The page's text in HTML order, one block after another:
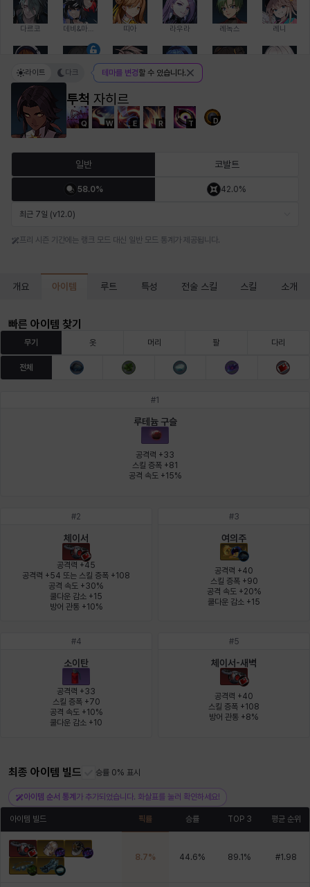
다르코 띠아 라우라 레녹스 레니
레온 루크 르노어
바바라 버니스 블레어
아야 아이솔 아이작 알렉스 알론소 얀
에키온 엘레나
이안 재키
카밀로 캐시
크레이버 타지아
펠릭스 피올로
헤이즈 헨리 현우
투척 자히르
Q W E R T D
라이트 다크 테마를 변경할 수 있습니다.
일반 코발트
58.0% 42.0%
최근 7일 (v12.0)
프리 시즌 기간에는 랭크 모드 대신 일반 모드 통계가 제공됩니다.
개요 아이템 루트 특성 전술 스킬 스킬 소개
빠른 아이템 찾기
무기 옷 머리 팔 다리
전체
#1
루테늄 구슬
공격력 +33
스킬 증폭 +81
공격 속도 +15%
#2
체이서
공격력 +45
공격력 +54 또는 스킬 증폭 +108
공격 속도 +30%
쿨다운 감소 +15
방어 관통 +10%
#3
여의주
공격력 +40
스킬 증폭 +90
공격 속도 +20%
쿨다운 감소 +15
#4
소이탄
공격력 +33
스킬 증폭 +70
공격 속도 +10%
쿨다운 감소 +10
#5
체이서-새벽
공격력 +40
스킬 증폭 +108
방어 관통 +8%
최종 아이템 빌드 승률 0% 표시
아이템 순서 통계 가 추가되었습니다. 화살표를 눌러 확인하세요!
아이템 빌드 픽률 승률 TOP 3 평균 순위
8.7% 44.6% 89.1 % #1.98